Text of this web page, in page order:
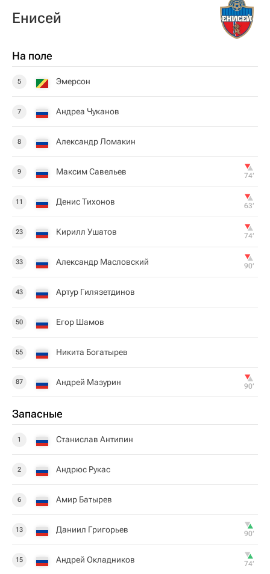
Енисей
На поле
5 Эмерсон
7 Андреа Чуканов
8 Александр Ломакин
9 Максим Савельев 74‎’‎
11 Денис Тихонов 63‎’‎
23 Кирилл Ушатов 74‎’‎
33 Александр Масловский 90‎’‎
43 Артур Гилязетдинов
50 Егор Шамов
55 Никита Богатырев
87 Андрей Мазурин 90‎’‎
Запасные
1 Станислав Антипин
2 Андрюс Рукас
6 Амир Батырев
13 Даниил Григорьев 90‎’‎
15 Андрей Окладников 74‎’‎